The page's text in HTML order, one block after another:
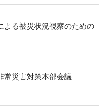
よる被災状況視察のための
常災害対策本部会議